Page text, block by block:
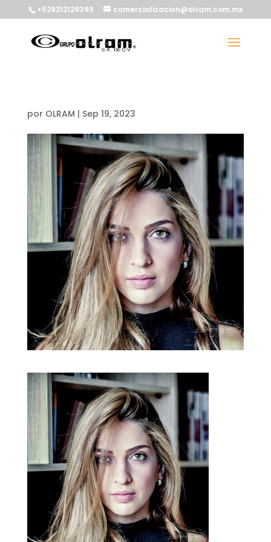
+529212129393 comercializacion@olram.com.mx
por OLRAM | Sep 19, 2023